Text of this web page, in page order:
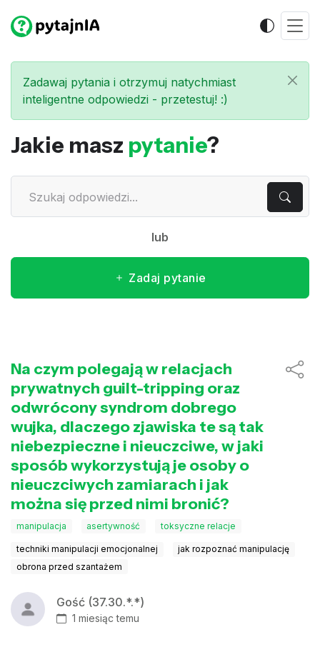
Zadawaj pytania i otrzymuj natychmiast
inteligentne odpowiedzi - przetestuj! :)
Jakie masz pytanie?
lub
Zadaj pytanie
Na czym polegają w relacjach
prywatnych guilt-tripping oraz
odwrócony syndrom dobrego
wujka, dlaczego zjawiska te są tak
niebezpieczne i nieuczciwe, w jaki
sposób wykorzystują je osoby o
nieuczciwych zamiarach i jak
można się przed nimi bronić?
manipulacja asertywność toksyczne relacje
techniki manipulacji emocjonalnej
jak rozpoznać manipulację
obrona przed szantażem
Gość (37.30.*.*)
1 miesiąc temu